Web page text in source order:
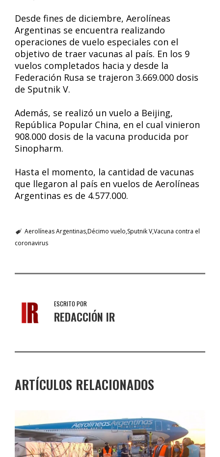
Desde fines de diciembre, Aerolíneas
Argentinas se encuentra realizando
operaciones de vuelo especiales con el
objetivo de traer vacunas al país. En los 9
vuelos completados hacia y desde la
Federación Rusa se trajeron 3.669.000 dosis
de Sputnik V.
Además, se realizó un vuelo a Beijing,
República Popular China, en el cual vinieron
908.000 dosis de la vacuna producida por
Sinopharm.
Hasta el momento, la cantidad de vacunas
que llegaron al país en vuelos de Aerolíneas
Argentinas es de 4.577.000.
Aerolíneas ArgentinasDécimo vuelo Sputnik VVacuna contra el
coronavirus
ESCRITO POR
REDACCIÓN IR
ARTÍCULOS RELACIONADOS